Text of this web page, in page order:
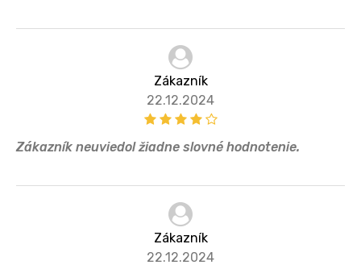
Zákazník
22.12.2024
Zákazník neuviedol žiadne slovné hodnotenie.
Zákazník
22.12.2024